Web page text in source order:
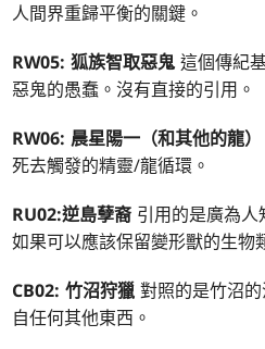
人間界重歸平衡的關鍵。
RW05: 狐族智取惡鬼 這個傳紀
惡鬼的愚蠢。沒有直接的引用。
RW06: 晨星陽一（和其他的龍）
死去觸發的精靈/龍循環。
RU02:逆島孽裔 引用的是廣為
如果可以應該保留變形獸的生物
CB02: 竹沼狩獵 對照的是竹沼
自任何其他東西。